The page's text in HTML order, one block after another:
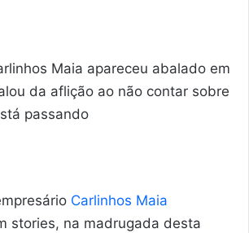
Maia apareceu abalado em
da aflição ao não contar sobre
passando
Carlinhos Maia
stories, na madrugada desta